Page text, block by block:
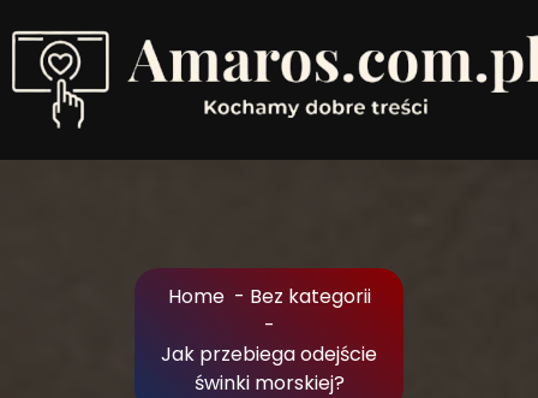
to
Content
Home- Bez kategorii
-
Jak przebiega odejście
świnki morskiej?